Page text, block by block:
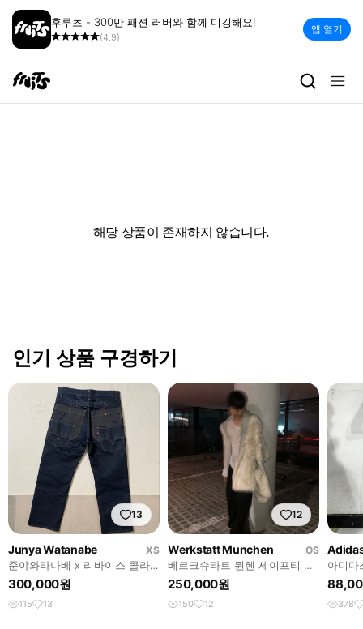
후루츠 - 300만 패션 러버와 함께 디깅해요!
(4.9)
앱 열기
해당 상품이 존재하지 않습니다.
인기 상품 구경하기
13
Junya Watanabe
XS
준야와타나베 x 리바이스 콜라
보 신치백 데님팬츠
300,000원
115 13
12
Werkstatt Munchen
OS
베르크슈타트 뮌헨 세이프티 핀
스컬 네크리스
250,000원
150 12
아디다
라운
닝 바지
378